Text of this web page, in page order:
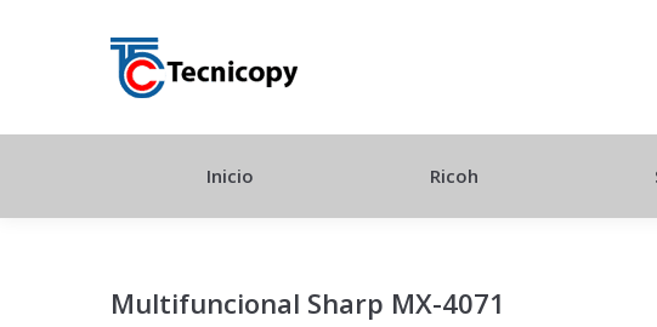
Inicio Ricoh
Multifuncional Sharp MX-4071